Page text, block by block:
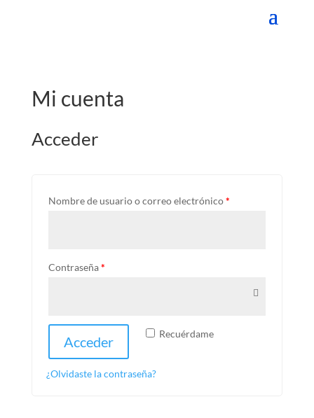
Mi cuenta
Acceder
Nombre de usuario o correo electrónico*
Contraseña*
Recuérdame
Acceder
¿Olvidaste la contraseña?